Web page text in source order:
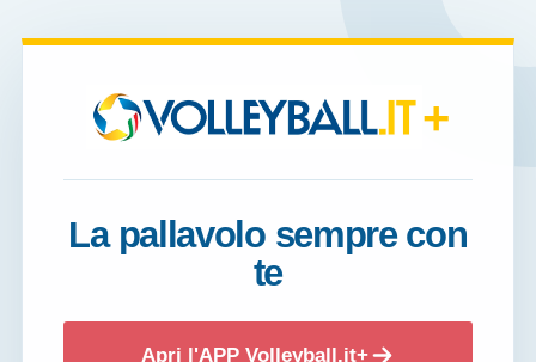
+
La pallavolo sempre con
te
Apri l'APP Volleyball.it+